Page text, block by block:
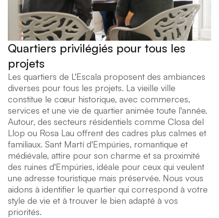
Quartiers privilégiés pour tous les
projets
Les quartiers de L'Escala proposent des ambiances
diverses pour tous les projets. La vieille ville
constitue le cœur historique, avec commerces,
services et une vie de quartier animée toute l'année.
Autour, des secteurs résidentiels comme Closa del
Llop ou Rosa Lau offrent des cadres plus calmes et
familiaux. Sant Martí d'Empúries, romantique et
médiévale, attire pour son charme et sa proximité
des ruines d'Empúries, idéale pour ceux qui veulent
une adresse touristique mais préservée. Nous vous
aidons à identifier le quartier qui correspond à votre
style de vie et à trouver le bien adapté à vos
priorités.